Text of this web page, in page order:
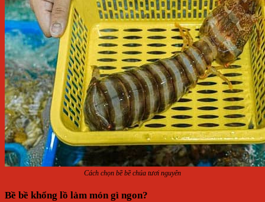
Cách chọn bề bề chúa tươi nguyên
Bề bề khổng lồ làm món gì ngon?